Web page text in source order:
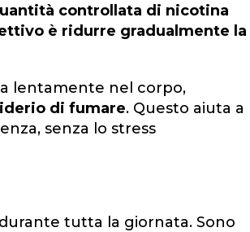
controllata di nicotina
è ridurre gradualmente la
lentamente nel corpo,
di fumare. Questo aiuta a
senza lo stress
tutta la giornata. Sono